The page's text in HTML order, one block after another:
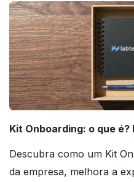
Kit Onboarding: o que é?
Descubra como um Kit
da empresa, melhora a